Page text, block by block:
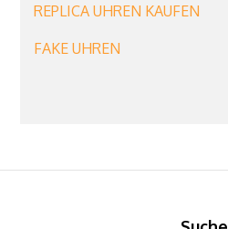
REPLICA UHREN KAUFEN
FAKE UHREN